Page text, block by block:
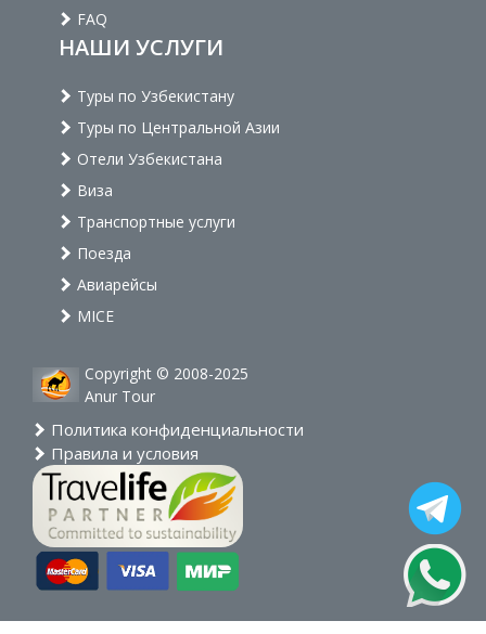
FAQ
НАШИ УСЛУГИ
Туры по Узбекистану
Туры по Центральной Азии
Отели Узбекистана
Виза
Транспортные услуги
Поезда
Авиарейсы
MICE
Copyright © 2008-2025
Anur Tour
Политика конфиденциальности
Правила и условия